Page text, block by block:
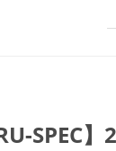
SPEC